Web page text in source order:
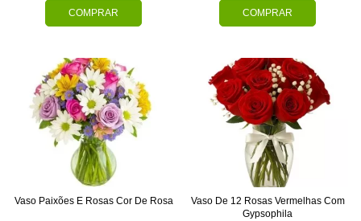
COMPRAR COMPRAR
Vaso Paixões E Rosas Cor De Rosa
Vaso De 12 Rosas Vermelhas Com
Gypsophila